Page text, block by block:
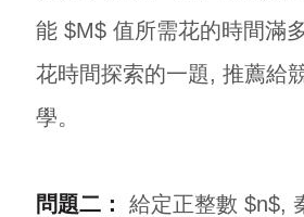
能 $M$ 值所需花的時間滿
花時間探索的一題, 推薦給
學。
問題二： 給定正整數 $n$,